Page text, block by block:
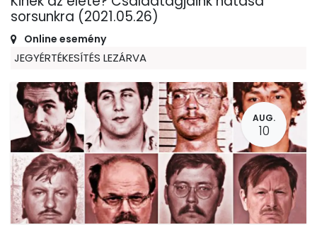
sorsunkra (2021.05.26)
Online esemény
JEGYÉRTÉKESÍTÉS LEZÁRVA
AUG.
10